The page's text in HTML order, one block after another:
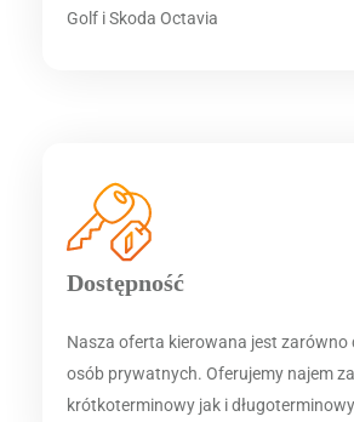
Golf i Skoda Octavia
Dostępność
Nasza oferta kierowana jest zarówno
osób prywatnych. Oferujemy najem
krótkoterminowy jak i